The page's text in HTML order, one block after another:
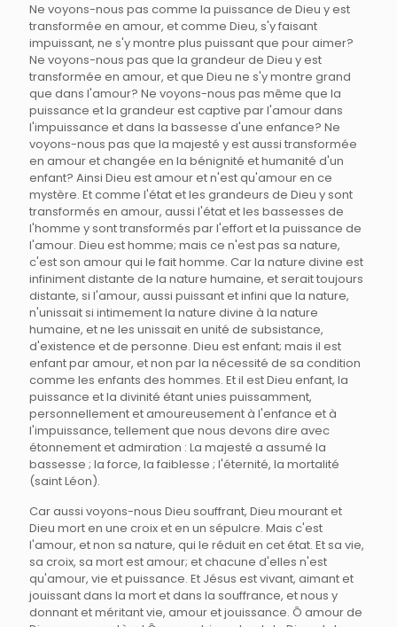
Ne voyons-nous pas comme la puissance de Dieu y est
transformée en amour, et comme Dieu, s'y faisant
impuissant, ne s'y montre plus puissant que pour aimer?
Ne voyons-nous pas que la grandeur de Dieu y est
transformée en amour, et que Dieu ne s'y montre grand
que dans l'amour? Ne voyons-nous pas même que la
puissance et la grandeur est captive par l'amour dans
l'impuissance et dans la bassesse d'une enfance? Ne
voyons-nous pas que la majesté y est aussi transformée
en amour et changée en la bénignité et humanité d'un
enfant? Ainsi Dieu est amour et n'est qu'amour en ce
mystère. Et comme l'état et les grandeurs de Dieu y sont
transformés en amour, aussi l'état et les bassesses de
l'homme y sont transformés par l'effort et la puissance de
l'amour. Dieu est homme; mais ce n'est pas sa nature,
c'est son amour qui le fait homme. Car la nature divine est
infiniment distante de la nature humaine, et serait toujours
distante, si l'amour, aussi puissant et infini que la nature,
n'unissait si intimement la nature divine à la nature
humaine, et ne les unissait en unité de subsistance,
d'existence et de personne. Dieu est enfant; mais il est
enfant par amour, et non par la nécessité de sa condition
comme les enfants des hommes. Et il est Dieu enfant, la
puissance et la divinité étant unies puissamment,
personnellement et amoureusement à l'enfance et à
l'impuissance, tellement que nous devons dire avec
étonnement et admiration : La majesté a assumé la
bassesse ; la force, la faiblesse ; l'éternité, la mortalité
(saint Léon).
Car aussi voyons-nous Dieu souffrant, Dieu mourant et
Dieu mort en une croix et en un sépulcre. Mais c'est
l'amour, et non sa nature, qui le réduit en cet état. Et sa vie,
sa croix, sa mort est amour; et chacune d'elles n'est
qu'amour, vie et puissance. Et Jésus est vivant, aimant et
jouissant dans la mort et dans la souffrance, et nous y
donnant et méritant vie, amour et jouissance. Ô amour de